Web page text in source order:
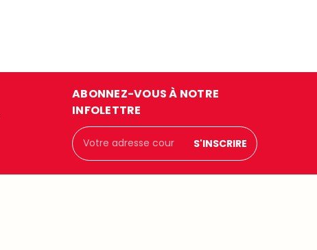
ABONNEZ-VOUS À NOTRE
INFOLETTRE
Adresse
courriel